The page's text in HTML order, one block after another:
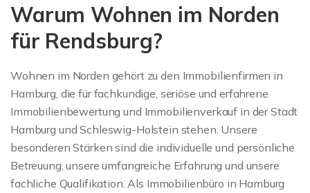
Warum Wohnen im Norden
für Rendsburg?
Wohnen im Norden gehört zu den Immobilienfirmen in
Hamburg, die für fachkundige, seriöse und erfahrene
Immobilienbewertung und Immobilienverkauf in der Stadt
Hamburg und Schleswig-Holstein stehen. Unsere
besonderen Stärken sind die individuelle und persönliche
Betreuung, unsere umfangreiche Erfahrung und unsere
fachliche Qualifikation. Als Immobilienbüro in Hamburg